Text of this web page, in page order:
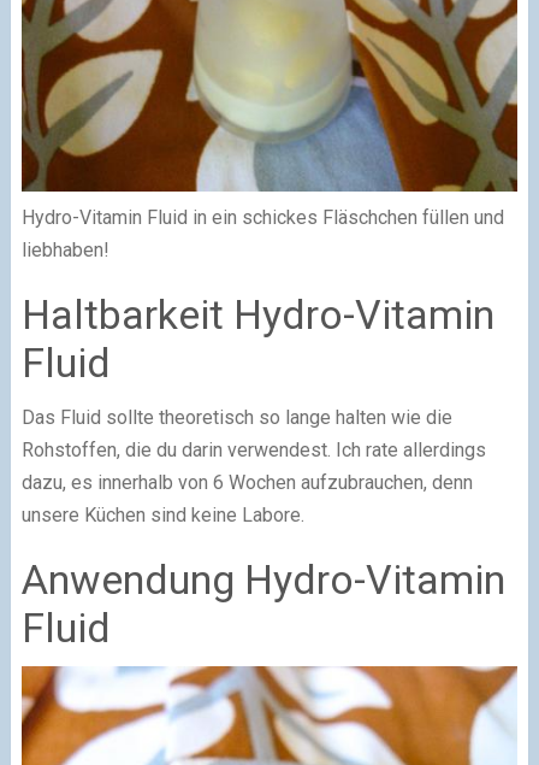
Hydro-Vitamin Fluid in ein schickes Fläschchen füllen und
liebhaben!
Haltbarkeit Hydro-Vitamin
Fluid
Das Fluid sollte theoretisch so lange halten wie die
Rohstoffen, die du darin verwendest. Ich rate allerdings
dazu, es innerhalb von 6 Wochen aufzubrauchen, denn
unsere Küchen sind keine Labore.
Anwendung Hydro-Vitamin
Fluid